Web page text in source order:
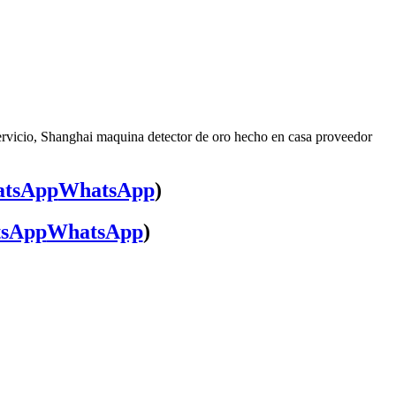
Shanghai maquina detector de oro hecho en casa proveedor
WhatsApp)
WhatsApp)